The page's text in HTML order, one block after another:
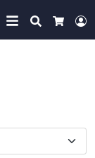
Search
Cart